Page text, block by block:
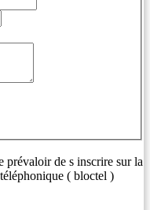
prévaloir de s inscrire sur la
( bloctel )